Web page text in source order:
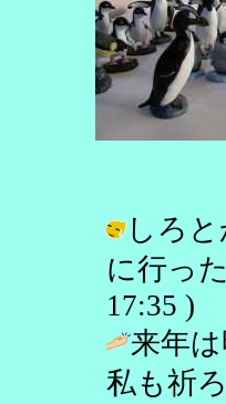
しろと
に行っ
17:35 )
来年
私も祈